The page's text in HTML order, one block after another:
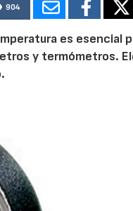
904
es esencial
y termómetros.